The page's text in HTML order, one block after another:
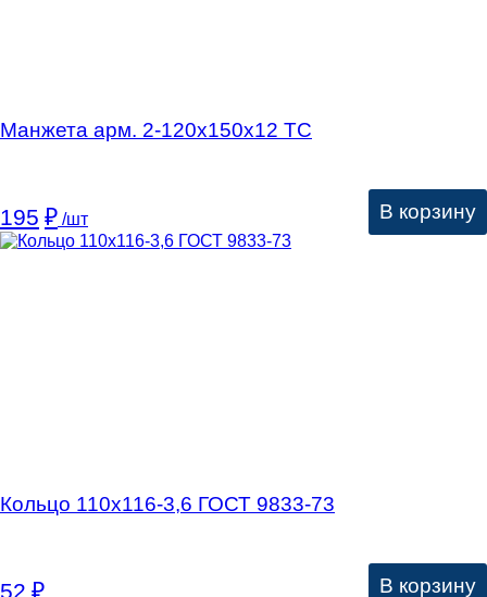
Манжета арм. 2-120х150х12 ТС
195 ₽ /шт В корзину
Кольцо 110х116-3,6 ГОСТ 9833-73
52 ₽ В корзину